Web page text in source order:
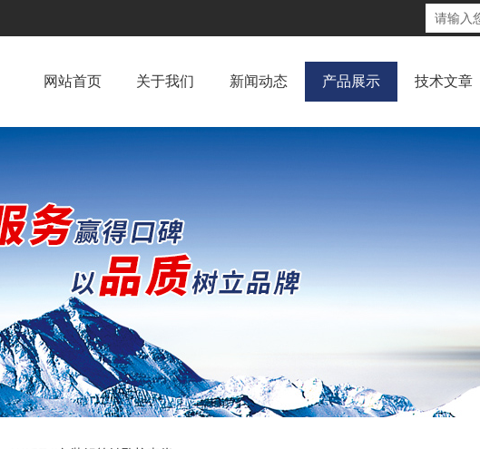
网站首页 关于我们 新闻动态 产品展示 技术文章